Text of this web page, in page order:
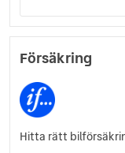
Försäkring
Hitta rätt